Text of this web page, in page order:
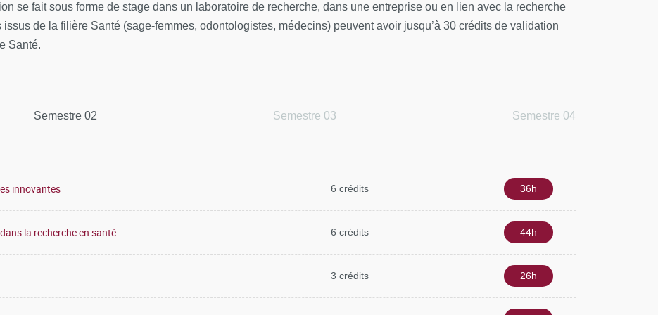
se fait sous forme de stage dans un laboratoire de recherche, dans une entreprise ou en lien avec la recherche
de la filière Santé (sage-femmes, odontologistes, médecins) peuvent avoir jusqu’à 30 crédits de validation
Santé.
Semestre 02 Semestre 03 Semestre 04
innovantes 6 crédits 36h
la recherche en santé 6 crédits 44h
3 crédits 26h